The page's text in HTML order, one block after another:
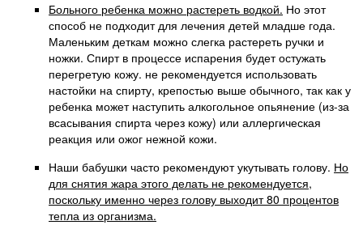
Больного ребенка можно растереть водкой. Но этот
способ не подходит для лечения детей младше года.
Маленьким деткам можно слегка растереть ручки и
ножки. Спирт в процессе испарения будет остужать
перегретую кожу. не рекомендуется использовать
настойки на спирту, крепостью выше обычного, так как у
ребенка может наступить алкогольное опьянение (из-за
всасывания спирта через кожу) или аллергическая
реакция или ожог нежной кожи.
Наши бабушки часто рекомендуют укутывать голову. Но
для снятия жара этого делать не рекомендуется,
поскольку именно через голову выходит 80 процентов
тепла из организма.